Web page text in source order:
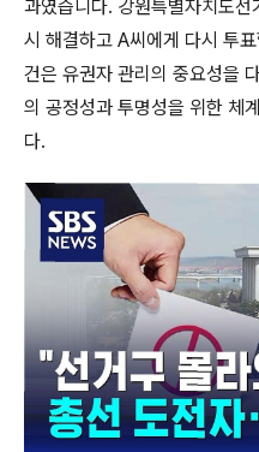
과였습니다. 강원특별자치도
시 해결하고 A씨에게 다시 투
건은 유권자 관리의 중요성을
의 공정성과 투명성을 위한 체
다.